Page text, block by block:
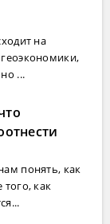
на
...
понять, как
как